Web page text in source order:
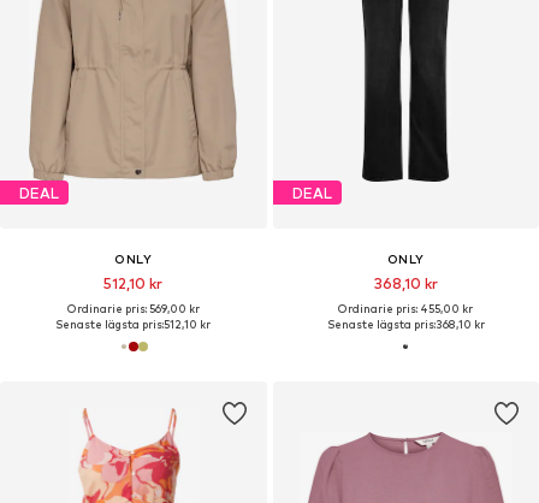
DEAL
ONLY
512,10 kr
Ordinarie pris: 569,00 kr
Senaste lägsta pris:512,10 kr
DEAL
ONLY
368,10 kr
Ordinarie pris: 455,00 kr
Senaste lägsta pris:368,10 kr